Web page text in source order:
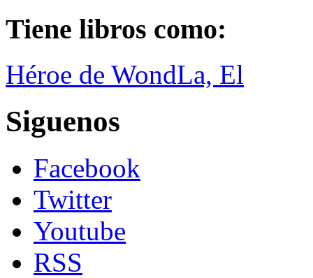
Tiene libros como:
Héroe de WondLa, El
Siguenos
Facebook
Twitter
Youtube
RSS